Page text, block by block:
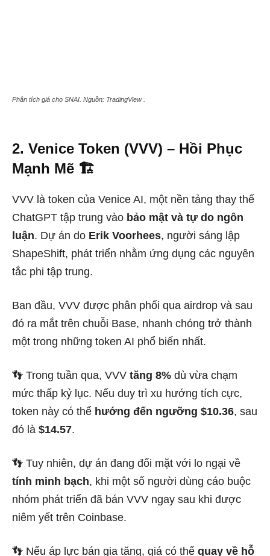
Phân tích giá cho SNAI. Nguồn: TradingView .
2. Venice Token (VVV) – Hồi Phục
Mạnh Mẽ 🏗️
VVV là token của Venice AI, một nền tảng thay thế
ChatGPT tập trung vào bảo mật và tự do ngôn
luận. Dự án do Erik Voorhees, người sáng lập
ShapeShift, phát triển nhằm ứng dụng các nguyên
tắc phi tập trung.
Ban đầu, VVV được phân phối qua airdrop và sau
đó ra mắt trên chuỗi Base, nhanh chóng trở thành
một trong những token AI phổ biến nhất.
👣 Trong tuần qua, VVV tăng 8% dù vừa chạm
mức thấp kỷ lục. Nếu duy trì xu hướng tích cực,
token này có thể hướng đến ngưỡng $10.36, sau
đó là $14.57.
👣 Tuy nhiên, dự án đang đối mặt với lo ngại về
tính minh bạch, khi một số người dùng cáo buộc
nhóm phát triển đã bán VVV ngay sau khi được
niêm yết trên Coinbase.
👣 Nếu áp lực bán gia tăng, giá có thể quay về hỗ